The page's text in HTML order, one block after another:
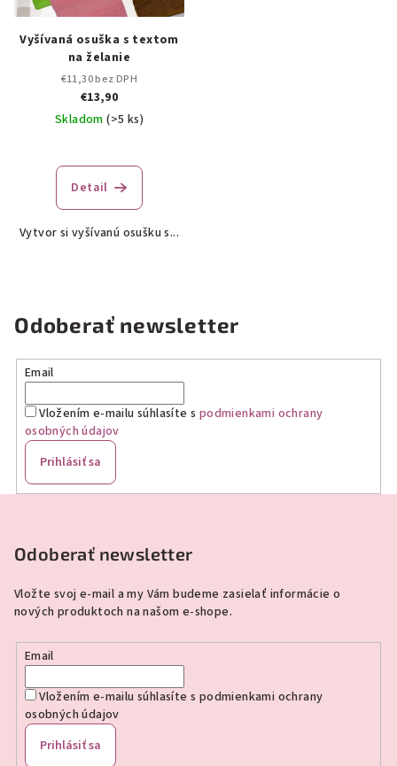
Vyšívaná osuška s textom
na želanie
€11,30 bez DPH
€13,90
Skladom(>5 ks)
hodnotenie
produktu
z
Detail
Vytvor si vyšívanú osušku s...
Odoberať newsletter
Email
Vložením e-mailu súhlasíte s podmienkami ochrany
osobných údajov
Prihlásiť sa
Odoberať newsletter
Vložte svoj e-mail a my Vám budeme zasielať informácie o
nových produktoch na našom e-shope.
Email
Vložením e-mailu súhlasíte s podmienkami ochrany
osobných údajov
Prihlásiť sa